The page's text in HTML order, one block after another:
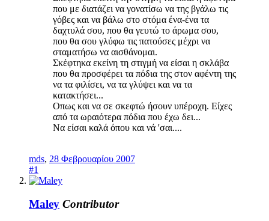
που με διατάζει να γονατίσω να της βγάλω τις
γόβες και να βάλω στο στόμα ένα-ένα τα
δαχτυλά σου, που θα γευτώ το άρωμα σου,
που θα σου γλύφω τις πατούσες μέχρι να
σταματήσω να αισθάνομαι.
Σκέφτηκα εκείνη τη στιγμή να είσαι η σκλάβα
που θα προσφέρει τα πόδια της στον αφέντη της
να τα φιλίσει, να τα γλύψει και να τα
κατακτήσει...
Οπως και να σε σκεφτώ ήσουν υπέροχη. Είχες
από τα ωραιότερα πόδια που έχω δει...
Να είσαι καλά όπου και νά 'σαι....
mds, 28 Φεβρουαρίου 2007
#1
Maley Contributor